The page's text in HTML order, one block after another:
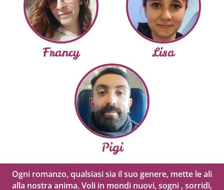
Francy Lisa
Pigi
Ogni romanzo, qualsiasi sia il suo genere, mette le ali
alla nostra anima. Voli in mondi nuovi, sogni , sorridi,